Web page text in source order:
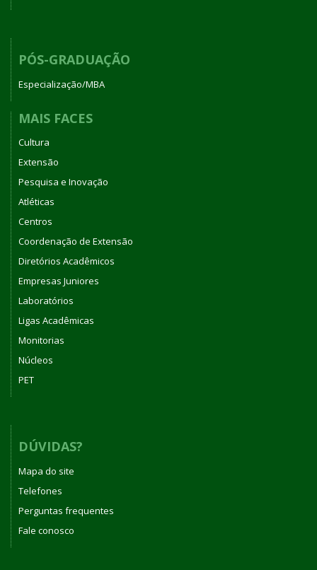
PÓS-GRADUAÇÃO
Especialização/MBA
MAIS FACES
Cultura
Extensão
Pesquisa e Inovação
Atléticas
Centros
Coordenação de Extensão
Diretórios Acadêmicos
Empresas Juniores
Laboratórios
Ligas Acadêmicas
Monitorias
Núcleos
PET
DÚVIDAS?
Mapa do site
Telefones
Perguntas frequentes
Fale conosco